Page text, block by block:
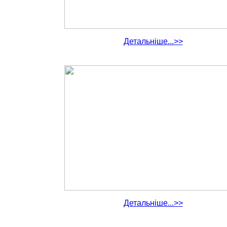
Детальніше...>>
Детальніше...>>